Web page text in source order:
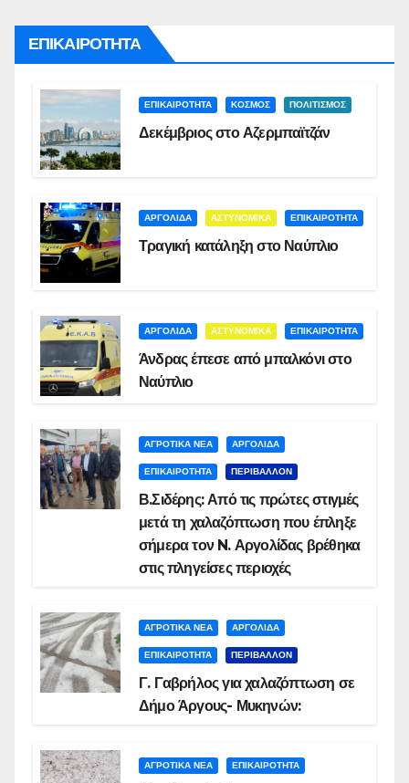
ΕΠΙΚΑΙΡΟΤΗΤΑ
ΕΠΙΚΑΙΡΟΤΗΤΑ ΚΟΣΜΟΣ ΠΟΛΙΤΙΣΜΟΣ
Δεκέμβριος στο Αζερμπαϊτζάν
ΑΡΓΟΛΙΔΑ ΑΣΤΥΝΟΜΙΚΑ ΕΠΙΚΑΙΡΟΤΗΤΑ
Τραγική κατάληξη στο Ναύπλιο
ΑΡΓΟΛΙΔΑ ΑΣΤΥΝΟΜΙΚΑ ΕΠΙΚΑΙΡΟΤΗΤΑ
Άνδρας έπεσε από μπαλκόνι στο
Ναύπλιο
ΑΓΡΟΤΙΚΑ ΝΕΑ ΑΡΓΟΛΙΔΑ
ΕΠΙΚΑΙΡΟΤΗΤΑ ΠΕΡΙΒΑΛΛΟΝ
Β.Σιδέρης: Από τις πρώτες στιγμές
μετά τη χαλαζόπτωση που έπληξε
σήμερα τον N. Αργολίδας βρέθηκα
στις πληγείσες περιοχές
ΑΓΡΟΤΙΚΑ ΝΕΑ ΑΡΓΟΛΙΔΑ
ΕΠΙΚΑΙΡΟΤΗΤΑ ΠΕΡΙΒΑΛΛΟΝ
Γ. Γαβρήλος για χαλαζόπτωση σε
Δήμο Άργους- Μυκηνών:
ΑΓΡΟΤΙΚΑ ΝΕΑ ΕΠΙΚΑΙΡΟΤΗΤΑ